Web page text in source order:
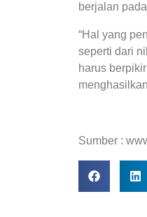
berjalan
“Hal yang
seperti dari
harus
Sumber :